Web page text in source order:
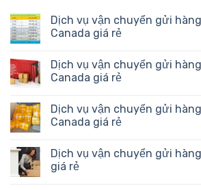
Dịch vụ vận chuyển gửi
Canada giá rẻ
Dịch vụ vận chuyển gửi
Canada giá rẻ
Dịch vụ vận chuyển gửi
Canada giá rẻ
Dịch vụ vận chuyển gửi
giá rẻ